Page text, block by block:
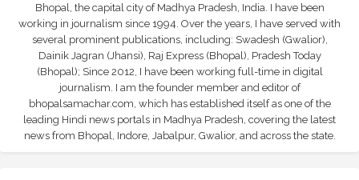
Bhopal, the capital city of Madhya Pradesh, India. I have been
working in journalism since 1994. Over the years, I have served with
several prominent publications, including: Swadesh (Gwalior),
Dainik Jagran (Jhansi), Raj Express (Bhopal), Pradesh Today
(Bhopal); Since 2012, I have been working full-time in digital
journalism. I am the founder member and editor of
bhopalsamachar.com, which has established itself as one of the
leading Hindi news portals in Madhya Pradesh, covering the latest
news from Bhopal, Indore, Jabalpur, Gwalior, and across the state.